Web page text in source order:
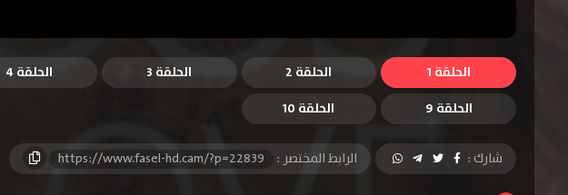
الحلقة 1 الحلقة 2 الحلقة 3 الحلقة 4
الحلقة 9
الحلقة 10
شارك : الرابط المختصر : https://www.fasel-hd.cam/?p=22839